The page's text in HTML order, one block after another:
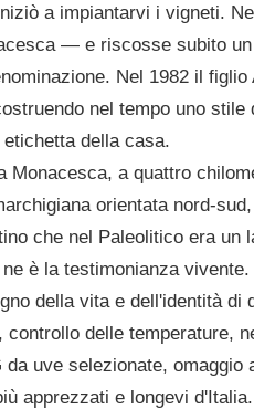
a impiantarvi i vigneti.
— e riscosse subito
Nel 1982 il figlio
nel tempo uno
della casa.
Monacesca, a quattro
orientata nord-
che nel Paleolitico era un
è la testimonianza
della vita e dell'identità di
delle temperature,
uve selezionate, omaggio
apprezzati e longevi d'Italia.